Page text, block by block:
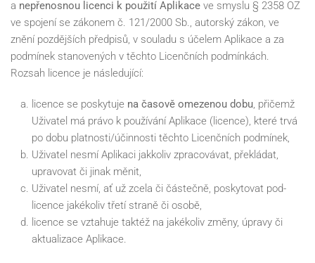
a nepřenosnou licenci k použití Aplikace ve smyslu § 2358 OZ
ve spojení se zákonem č. 121/2000 Sb., autorský zákon, ve
znění pozdějších předpisů, v souladu s účelem Aplikace a za
podmínek stanovených v těchto Licenčních podmínkách.
Rozsah licence je následující:
licence se poskytuje na časově omezenou dobu, přičemž
Uživatel má právo k používání Aplikace (licence), které trvá
po dobu platnosti/účinnosti těchto Licenčních podmínek,
Uživatel nesmí Aplikaci jakkoliv zpracovávat, překládat,
upravovat či jinak měnit,
Uživatel nesmí, ať už zcela či částečně, poskytovat pod-
licence jakékoliv třetí straně či osobě,
licence se vztahuje taktéž na jakékoliv změny, úpravy či
aktualizace Aplikace.